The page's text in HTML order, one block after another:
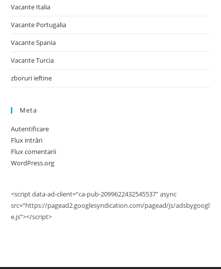
Vacante Italia
Vacante Portugalia
Vacante Spania
Vacante Turcia
zboruri ieftine
Meta
Autentificare
Flux intrări
Flux comentarii
WordPress.org
<script data-ad-client=”ca-pub-2099622432545537″ async
src=”https://pagead2.googlesyndication.com/pagead/js/adsbygoogl
e.js”></script>